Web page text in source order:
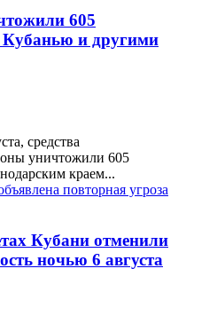
605
Кубанью и другими
средства
уничтожили 605
краем...
Кубани отменили
ночью 6 августа